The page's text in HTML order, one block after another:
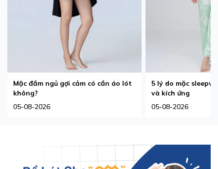
Mặc đầm ngủ gợi cảm có cần áo lót
không?
05-08-2026
5 lý do mặc
và kích ứng
05-08-2026